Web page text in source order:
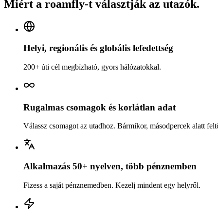
Miért a roamfly-t választják az utazók.
Helyi, regionális és globális lefedettség
200+ úti cél megbízható, gyors hálózatokkal.
Rugalmas csomagok és korlátlan adat
Válassz csomagot az utadhoz. Bármikor, másodpercek alatt
Alkalmazás 50+ nyelven, több pénznemben
Fizess a saját pénznemedben. Kezelj mindent egy helyről.